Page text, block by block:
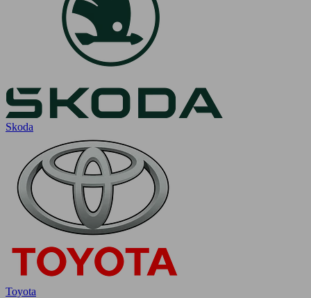
Skoda
Toyota